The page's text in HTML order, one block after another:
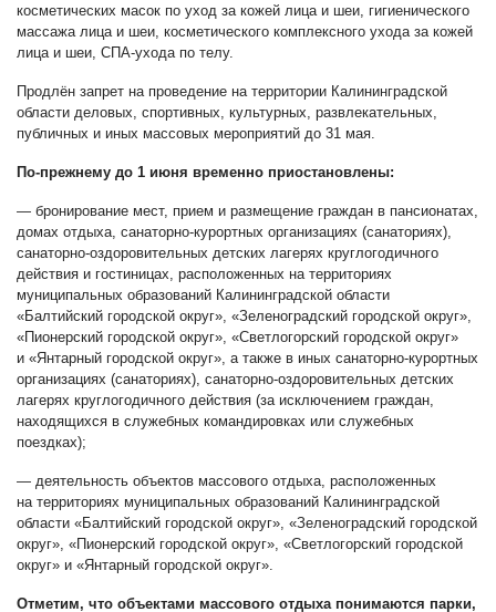
косметических масок по уход за кожей лица и шеи, гигиенического
массажа лица и шеи, косметического комплексного ухода за кожей
лица и шеи, СПА-ухода по телу.
Продлён запрет на проведение на территории Калининградской
области деловых, спортивных, культурных, развлекательных,
публичных и иных массовых мероприятий до 31 мая.
По-прежнему до 1 июня временно приостановлены:
— бронирование мест, прием и размещение граждан в пансионатах,
домах отдыха, санаторно-курортных организациях (санаториях),
санаторно-оздоровительных детских лагерях круглогодичного
действия и гостиницах, расположенных на территориях
муниципальных образований Калининградской области
«Балтийский городской округ», «Зеленоградский городской округ»,
«Пионерский городской округ», «Светлогорский городской округ»
и «Янтарный городской округ», а также в иных санаторно-курортных
организациях (санаториях), санаторно-оздоровительных детских
лагерях круглогодичного действия (за исключением граждан,
находящихся в служебных командировках или служебных
поездках);
— деятельность объектов массового отдыха, расположенных
на территориях муниципальных образований Калининградской
области «Балтийский городской округ», «Зеленоградский городской
округ», «Пионерский городской округ», «Светлогорский городской
округ» и «Янтарный городской округ».
Отметим, что объектами массового отдыха понимаются парки,